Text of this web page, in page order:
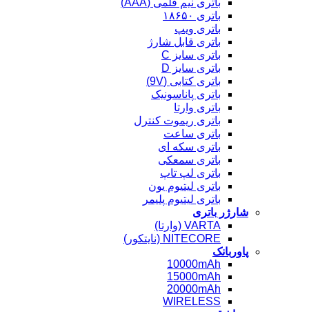
باتری ۱۸۶۵۰
باتری ویپ
باتری قابل شارژ
باتری سایز C
باتری سایز D
باتری کتابی (9V)
باتری پاناسونیک
باتری وارتا
باتری ریموت کنترل
باتری ساعت
باتری سکه ای
باتری سمعکی
باتری لپ تاپ
باتری لیتیوم یون
باتری لیتیوم پلیمر
شارژر باتری
VARTA (وارتا)
NITECORE (نایتکور)
پاوربانک
10000mAh
15000mAh
20000mAh
WIRELESS